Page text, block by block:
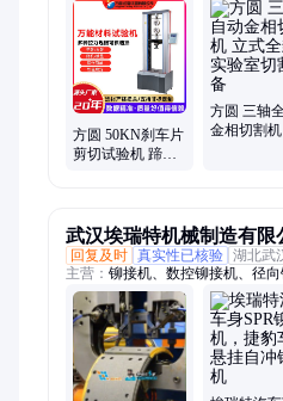
方圆 50KN刹车片
剪切试验机 蹄铁
方圆 三轴
金相切割
武汉埃瑞特机械制造有限
回复及时 真实性已核验 湖北武
主营： 铆接机、数控铆接机、径向
机、SPR、自冲铆接机、伺服铆
控旋铆机、自动铆接机、自动铆
钉机、数控冲孔机、自冲铆钉、